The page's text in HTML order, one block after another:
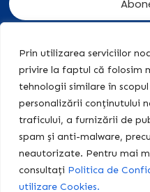
Prin utilizarea serviciilor
privire la faptul că folosim
tehnologii similare în
personalizării conținutului
traficului, a furnizării de
spam și anti-malware,
neautorizate. Pentru mai
consultați Politica de
utilizare Cookies.
Acasă
Teach &
Centrul
Educațional
Fișe de